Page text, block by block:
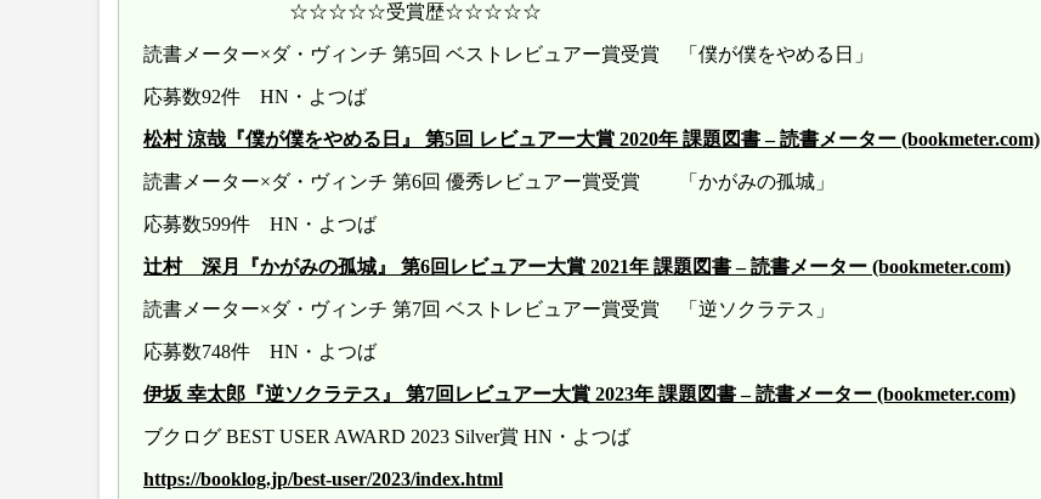
☆☆☆☆☆受賞歴☆☆☆☆☆
読書メーター×ダ・ヴィンチ 第5回 ベストレビュアー賞受賞 「僕が僕をやめる日」
応募数92件 HN・よつば
松村 涼哉『僕が僕をやめる日』 第5回 レビュアー大賞 2020年 課題図書 – 読書メーター (bookmeter.com)
読書メーター×ダ・ヴィンチ 第6回 優秀レビュアー賞受賞 「かがみの孤城」
応募数599件 HN・よつば
辻村 深月『かがみの孤城』 第6回レビュアー大賞 2021年 課題図書 – 読書メーター (bookmeter.com)
読書メーター×ダ・ヴィンチ 第7回 ベストレビュアー賞受賞 「逆ソクラテス」
応募数748件 HN・よつば
伊坂 幸太郎『逆ソクラテス』 第7回レビュアー大賞 2023年 課題図書 – 読書メーター (bookmeter.com)
ブクログ BEST USER AWARD 2023 Silver賞 HN・よつば
https://booklog.jp/best-user/2023/index.html